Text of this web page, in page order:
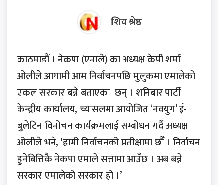
शिव श्रेष्ठ
काठमाडौं । नेकपा (एमाले) का अध्यक्ष केपी शर्मा
ओलीले आगामी आम निर्वाचनपछि मुलुकमा एमालेको
एकल सरकार बन्ने बताएका छन् । शनिबार पार्टी
केन्द्रीय कार्यालय, च्यासलमा आयोजित ‘नवयुग’ ई-
बुलेटिन विमोचन कार्यक्रमलाई सम्बोधन गर्दै अध्यक्ष
ओलीले भने, ‘हामी निर्वाचनको प्रतीक्षामा छौँ । निर्वाचन
हुनेबित्तिकै नेकपा एमाले सत्तामा आउँछ । अब बन्ने
सरकार एमालेको सरकार हो ।’